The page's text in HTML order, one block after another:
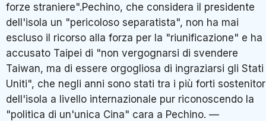
forze straniere".Pechino, che considera il presidente
dell'isola un "pericoloso separatista", non ha mai
escluso il ricorso alla forza per la "riunificazione" e ha
accusato Taipei di "non vergognarsi di svendere
Taiwan, ma di essere orgogliosa di ingraziarsi gli Stati
Uniti", che negli anni sono stati tra i più forti
dell'isola a livello internazionale pur riconoscendo la
"politica di un'unica Cina" cara a Pechino. —